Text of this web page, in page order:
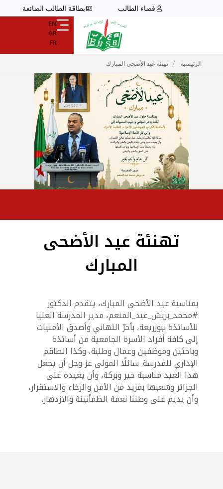
فضاء الطالب بطاقة الطالب الضائعة
EN
AR
FR
الرئيسية / تهنئة عيد الأضحى المبارك
تهنئة عيد الأضحى
المبارك
بمناسبة عيد الأضحى المبارك، يتقدم الدكتور
#محمد_بريش_عبد_المنعم، مدير المدرسة العليا
للأساتذة ببوزريعة، بأحرّ التهاني وأصدق الأمنيات
إلى كافة أفراد الأسرة الجامعية من أساتذة
وباحثين وموظفين وعمال وطلبة، وكذا الطاقم
الإداري للمدرسة. سائلًا المولى عز وجل أن يجعل
هذا العيد مناسبة خير وبركة، وأن يعيده على
الجزائر وشعبها بمزيد من الأمن والرخاء والاستقرار،
وأن يديم على وطننا نعمة الطمأنينة والازدهار.